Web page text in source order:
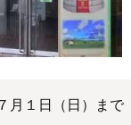
１日（日）まで